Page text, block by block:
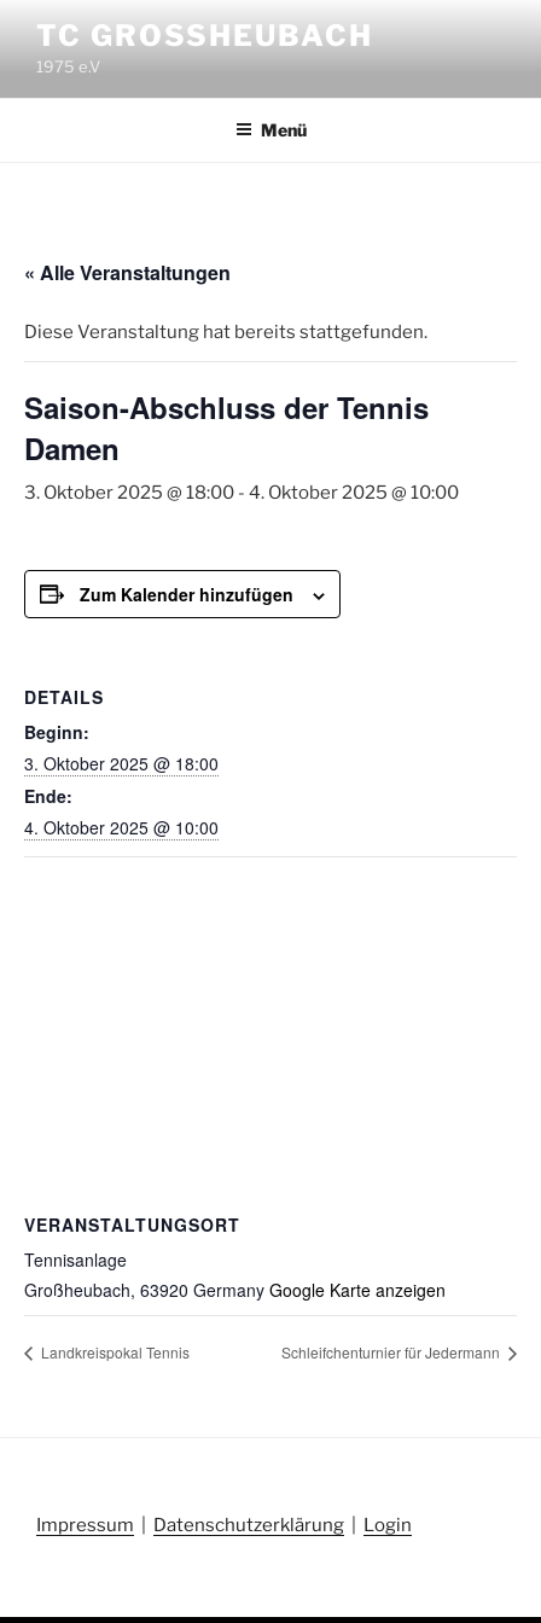
Inhalt
springen
TC GROSSHEUBACH
1975 e.V
Menü
« Alle Veranstaltungen
Diese Veranstaltung hat bereits stattgefunden.
Saison-Abschluss der Tennis
Damen
3. Oktober 2025 @ 18:00 - 4. Oktober 2025 @ 10:00
Zum Kalender hinzufügen
DETAILS
Beginn:
3. Oktober 2025 @ 18:00
Ende:
4. Oktober 2025 @ 10:00
VERANSTALTUNGSORT
Tennisanlage
Großheubach, 63920 Germany Google Karte anzeigen
Landkreispokal Tennis Schleifchenturnier für Jedermann
Impressum Datenschutzerklärung Login